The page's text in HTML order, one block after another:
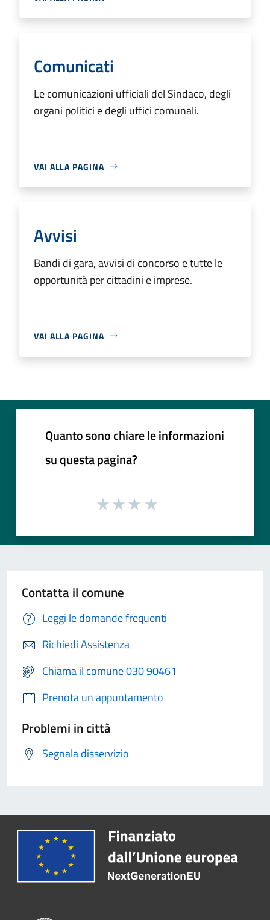
Comunicati
Le comunicazioni ufficiali del Sindaco, degli
organi politici e degli uffici comunali.
VAI ALLA PAGINA
Avvisi
Bandi di gara, avvisi di concorso e tutte le
opportunità per cittadini e imprese.
VAI ALLA PAGINA
Quanto sono chiare le informazioni
su questa pagina?
Contatta il comune
Leggi le domande frequenti
Richiedi Assistenza
Chiama il comune 030 90461
Prenota un appuntamento
Problemi in città
Segnala disservizio